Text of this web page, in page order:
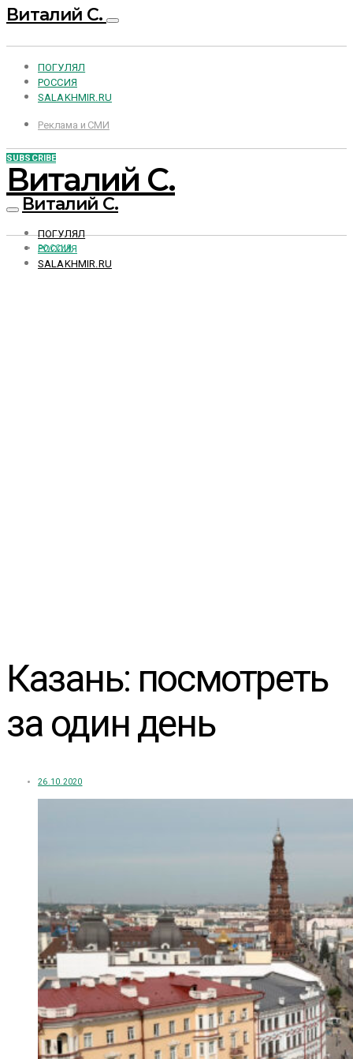
Виталий С.
ПОГУЛЯЛ
РОССИЯ
SALAKHMIR.RU
Реклама и СМИ
SUBSCRIBE
Виталий С.
Виталий С.
ПОГУЛЯЛ
РОССИЯ
SALAKHMIR.RU
РОССИЯ
Казань: посмотреть
за один день
26.10.2020